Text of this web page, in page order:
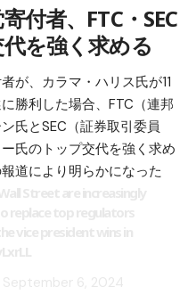
付者、FTC・SEC
を強く求める
が、カラマ・ハリス氏が11
勝利した場合、FTC（連邦
氏とSEC（証券取引委員
氏のトップ交代を強く求め
道により明らかになった